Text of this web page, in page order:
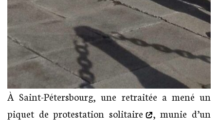
À Saint-Pétersbourg, une retraitée a mené un
piquet de protestation solitaire
, munie d’un